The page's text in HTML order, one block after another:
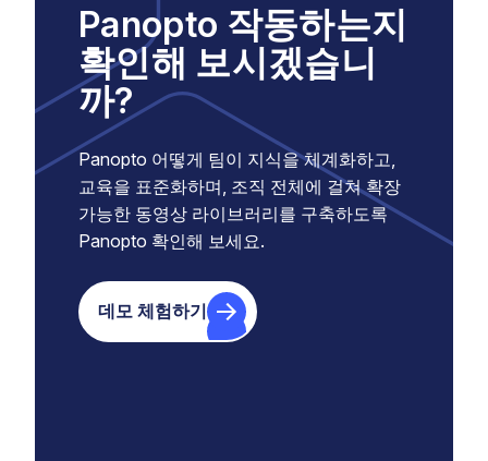
Panopto 작동하는지
확인해 보시겠습니
까?
Panopto 어떻게 팀이 지식을 체계화하고,
교육을 표준화하며, 조직 전체에 걸쳐 확장
가능한 동영상 라이브러리를 구축하도록
Panopto 확인해 보세요.
데모 체험하기